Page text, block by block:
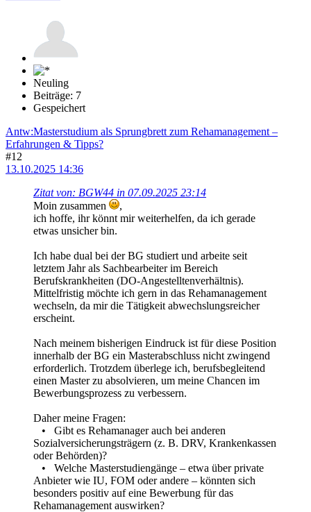
Neuling
Beiträge: 7
Gespeichert
Antw:Masterstudium als Sprungbrett zum Rehamanagement –
Erfahrungen & Tipps?
#12
13.10.2025 14:36
Zitat von: BGW44 in 07.09.2025 23:14
Moin zusammen
,
ich hoffe, ihr könnt mir weiterhelfen, da ich gerade
etwas unsicher bin.
Ich habe dual bei der BG studiert und arbeite seit
letztem Jahr als Sachbearbeiter im Bereich
Berufskrankheiten (DO-Angestelltenverhältnis).
Mittelfristig möchte ich gern in das Rehamanagement
wechseln, da mir die Tätigkeit abwechslungsreicher
erscheint.
Nach meinem bisherigen Eindruck ist für diese Position
innerhalb der BG ein Masterabschluss nicht zwingend
erforderlich. Trotzdem überlege ich, berufsbegleitend
einen Master zu absolvieren, um meine Chancen im
Bewerbungsprozess zu verbessern.
Daher meine Fragen:
• Gibt es Rehamanager auch bei anderen
Sozialversicherungsträgern (z. B. DRV, Krankenkassen
oder Behörden)?
• Welche Masterstudiengänge – etwa über private
Anbieter wie IU, FOM oder andere – könnten sich
besonders positiv auf eine Bewerbung für das
Rehamanagement auswirken?